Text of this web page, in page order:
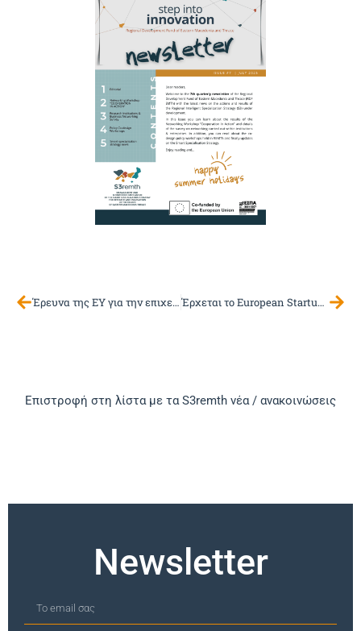
Έρευνα της ΕΥ για την επιχειρηματικότητα στην Ελλάδα – Διαρκής αβεβαιότητα ή ευκαιρία για καινοτομία και ανάπτυξη; Έρχεται το European Startup Village Forum 2025
Επιστροφή στη λίστα με τα S3remth νέα / ανακοινώσεις
Newsletter